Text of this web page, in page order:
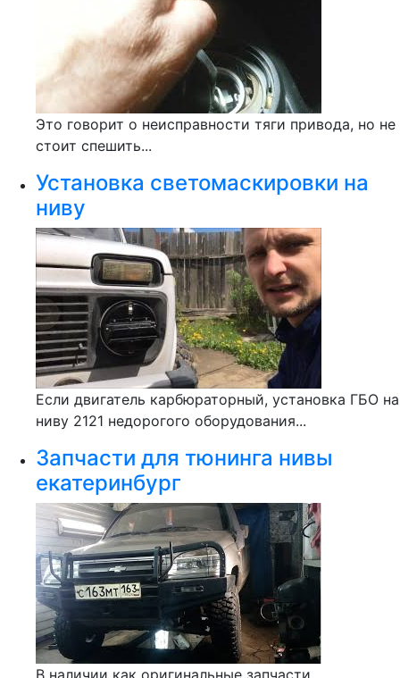
Это говорит о неисправности тяги привода, но не
стоит спешить...
Установка светомаскировки на
ниву
Если двигатель карбюраторный, установка ГБО на
ниву 2121 недорогого оборудования...
Запчасти для тюнинга нивы
екатеринбург
В наличии как оригинальные запчасти,